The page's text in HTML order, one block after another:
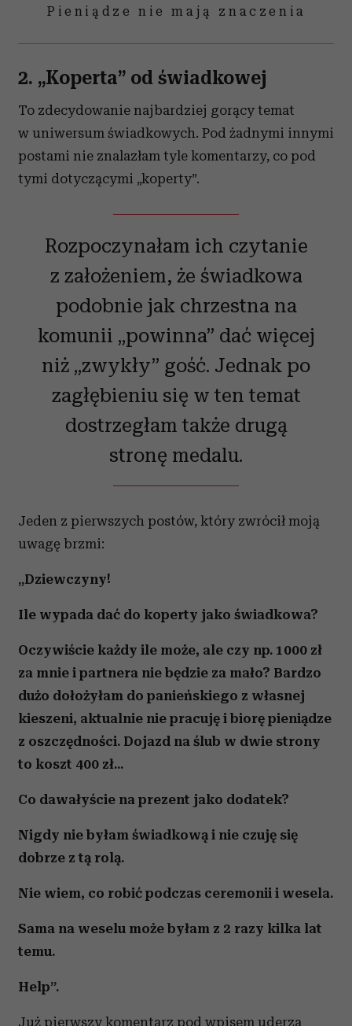
Pieniądze nie mają znaczenia
2. „Koperta” od świadkowej
To zdecydowanie najbardziej gorący temat
w uniwersum świadkowych. Pod żadnymi innymi
postami nie znalazłam tyle komentarzy, co pod
tymi dotyczącymi „koperty”.
Rozpoczynałam ich czytanie
z założeniem, że świadkowa
podobnie jak chrzestna na
komunii „powinna” dać więcej
niż „zwykły” gość. Jednak po
zagłębieniu się w ten temat
dostrzegłam także drugą
stronę medalu.
Jeden z pierwszych postów, który zwrócił moją
uwagę brzmi:
„Dziewczyny!
Ile wypada dać do koperty jako świadkowa?
Oczywiście każdy ile może, ale czy np. 1000 zł
za mnie i partnera nie będzie za mało? Bardzo
dużo dołożyłam do panieńskiego z własnej
kieszeni, aktualnie nie pracuję i biorę pieniądze
z oszczędności. Dojazd na ślub w dwie strony
to koszt 400 zł...
Co dawałyście na prezent jako dodatek?
Nigdy nie byłam świadkową i nie czuję się
dobrze z tą rolą.
Nie wiem, co robić podczas ceremonii i wesela.
Sama na weselu może byłam z 2 razy kilka lat
temu.
Help”.
Już pierwszy komentarz pod wpisem uderza